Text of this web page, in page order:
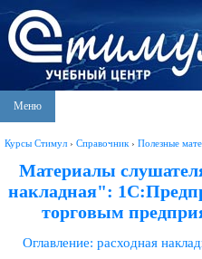
Меню
Курсы Стимул › Справочник › Полезные
Материалы
накладная":
торговым
Оглавление: расходная